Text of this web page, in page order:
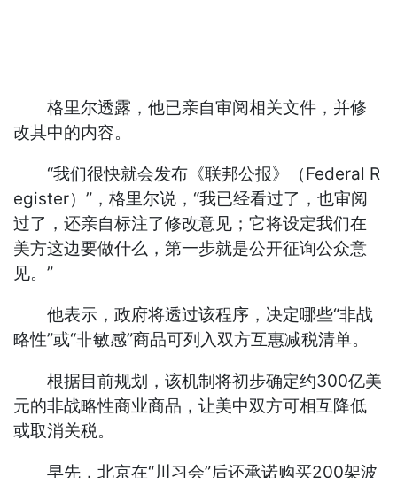
格里尔透露，他已亲自审阅相关文件，并修
改其中的内容。
“我们很快就会发布《联邦公报》（Federal R
egister）”，格里尔说，“我已经看过了，也审阅
过了，还亲自标注了修改意见；它将设定我们在
美方这边要做什么，第一步就是公开征询公众意
见。”
他表示，政府将透过该程序，决定哪些“非战
略性”或“非敏感”商品可列入双方互惠减税清单。
根据目前规划，该机制将初步确定约300亿美
元的非战略性商业商品，让美中双方可相互降低
或取消关税。
早先，北京在“川习会”后还承诺购买200架波